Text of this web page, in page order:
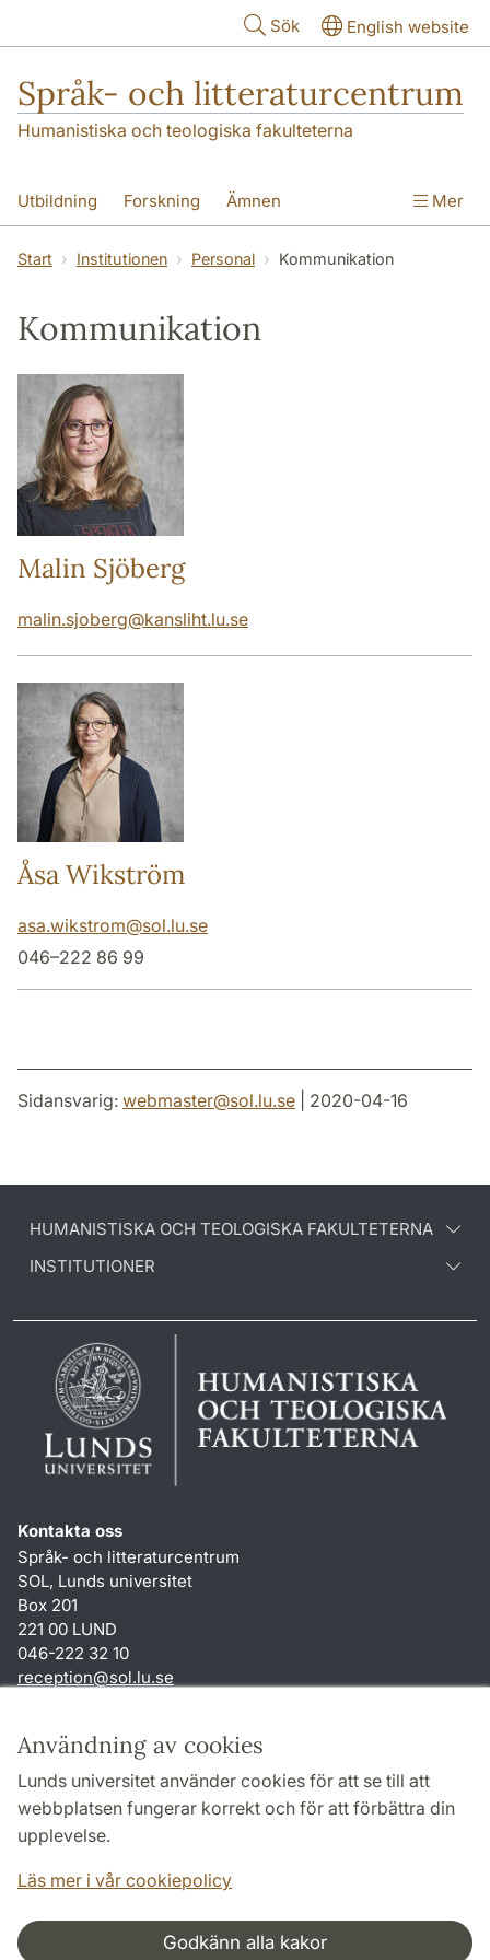
Användning av cookies
Lunds universitet använder cookies för att se till att
webbplatsen fungerar korrekt och för att förbättra din
upplevelse.
Läs mer i vår cookiepolicy
Godkänn alla kakor
Sök English website
Språk- och litteraturcentrum
Humanistiska och teologiska fakulteterna
Utbildning Forskning Ämnen
SOL-husen Kontakt Institutionen
Mer
Start Institutionen Personal Kommunikation
Kommunikation
Malin Sjöberg
malin.sjoberg@kansliht.lu.se
Åsa Wikström
asa.wikstrom@sol.lu.se
046–222 86 99
Sidansvarig: webmaster@sol.lu.se | 2020-04-16
HUMANISTISKA OCH TEOLOGISKA FAKULTETERNA
INSTITUTIONER
Kontakta oss
Språk- och litteraturcentrum
SOL, Lunds universitet
Box 201
221 00 LUND
046-222 32 10
reception@sol.lu.se
Genvägar
Om webbplatsen och cookies
Behandling av personuppgifter
Tillgänglighetsredogörelse